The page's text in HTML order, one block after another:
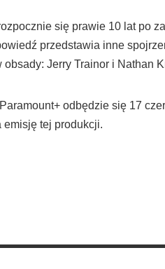
się prawie 10 lat po
przedstawia inne
obsady: Jerry Trainor i Nathan
odbędzie się 17
emisję tej produkcji.